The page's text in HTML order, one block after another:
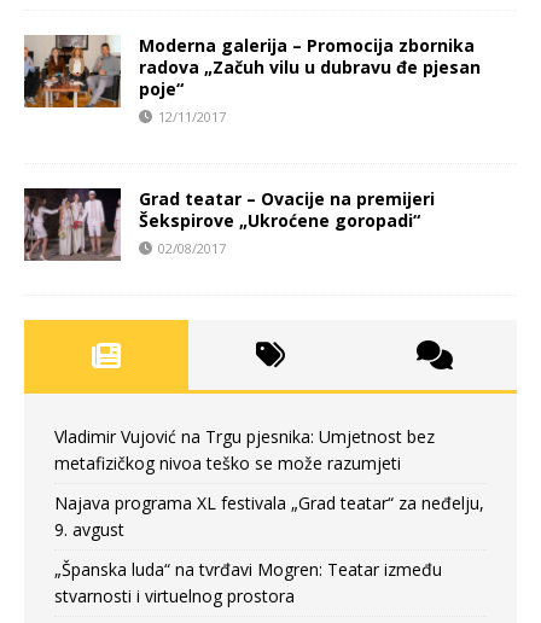
Moderna galerija – Promocija zbornika
radova „Začuh vilu u dubravu đe pjesan
poje“
12/11/2017
Grad teatar – Ovacije na premijeri
Šekspirove „Ukroćene goropadi“
02/08/2017
Vladimir Vujović na Trgu pjesnika: Umjetnost bez
metafizičkog nivoa teško se može razumjeti
Najava programa XL festivala „Grad teatar“ za neđelju,
9. avgust
„Španska luda“ na tvrđavi Mogren: Teatar između
stvarnosti i virtuelnog prostora